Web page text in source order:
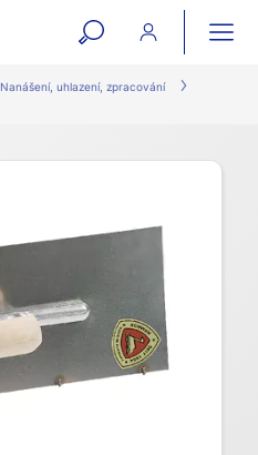
open
search
Nanášení, uhlazení, zpracování